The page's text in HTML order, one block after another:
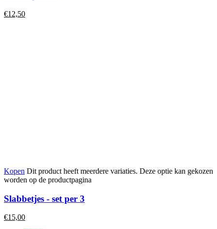
€12,50
Kopen Dit product heeft meerdere variaties. Deze optie kan gekozen
worden op de productpagina
Slabbetjes - set per 3
€15,00